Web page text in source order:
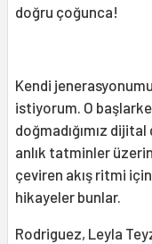
doğru çoğunca!
Kendi
istiyorum. O
doğmadığımız
anlık tatminler
çeviren akış ritmi
hikayeler bunlar.
Rodriguez, Leyla